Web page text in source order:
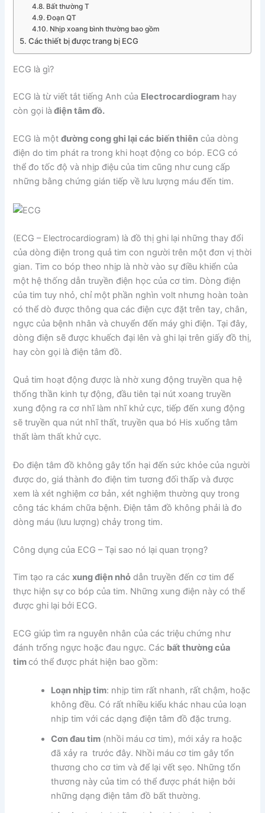
Bất thường T
Đoạn QT
Nhịp xoang bình thường bao gồm
Các thiết bị được trang bị ECG
ECG là gì?
ECG là từ viết tắt tiếng Anh của Electrocardiogram hay
còn gọi là điện tâm đồ.
ECG là mộtđường cong ghi lại các biến thiên của dòng
điện do tim phát ra trong khi hoạt động co bóp. ECG có
thể đo tốc độ và nhịp điệu của tim cũng như cung cấp
những bằng chứng gián tiếp về lưu lượng máu đến tim.
(ECG – Electrocardiogram) là đồ thị ghi lại những thay đổi
của dòng điện trong quả tim con người trên một đơn vị thời
gian. Tim co bóp theo nhịp là nhờ vào sự điều khiển của
một hệ thống dẫn truyền điện học của cơ tim. Dòng điện
của tim tuy nhỏ, chỉ một phần nghìn volt nhưng hoàn toàn
có thể dò được thông qua các điện cực đặt trên tay, chân,
ngực của bệnh nhân và chuyển đến máy ghi điện. Tại đây,
dòng điện sẽ được khuếch đại lên và ghi lại trên giấy đồ thị,
hay còn gọi là điện tâm đồ.
Quả tim hoạt động được là nhờ xung động truyền qua hệ
thống thần kinh tự động, đầu tiên tại nút xoang truyền
xung động ra cơ nhĩ làm nhĩ khử cực, tiếp đến xung động
sẽ truyền qua nút nhĩ thất, truyền qua bó His xuống tâm
thất làm thất khử cực.
Đo điện tâm đồ không gây tổn hại đến sức khỏe của người
được do, giá thành đo điện tim tương đối thấp và được
xem là xét nghiệm cơ bản, xét nghiệm thường quy trong
công tác khám chữa bệnh. Điện tâm đồ không phải là đo
dòng máu (lưu lượng) chảy trong tim.
Công dụng của ECG – Tại sao nó lại quan trọng?
Tim tạo ra cácxung điện nhỏ dẫn truyền đến cơ tim để
thực hiện sự co bóp của tim. Những xung điện này có thể
được ghi lại bởi ECG.
ECG giúp tìm ra nguyên nhân của các triệu chứng như
đánh trống ngực hoặc đau ngực. Các bất thường của
timcó thể được phát hiện bao gồm:
Loạn nhịp tim: nhịp tim rất nhanh, rất chậm, hoặc
không đều. Có rất nhiều kiểu khác nhau của loạn
nhịp tim với các dạng điện tâm đồ đặc trưng.
Cơn đau tim (nhồi máu cơ tim), mới xảy ra hoặc
đã xảy ra trước đây. Nhồi máu cơ tim gây tổn
thương cho cơ tim và để lại vết sẹo. Những tổn
thương này của tim có thể được phát hiện bởi
những dạng điện tâm đồ bất thường.